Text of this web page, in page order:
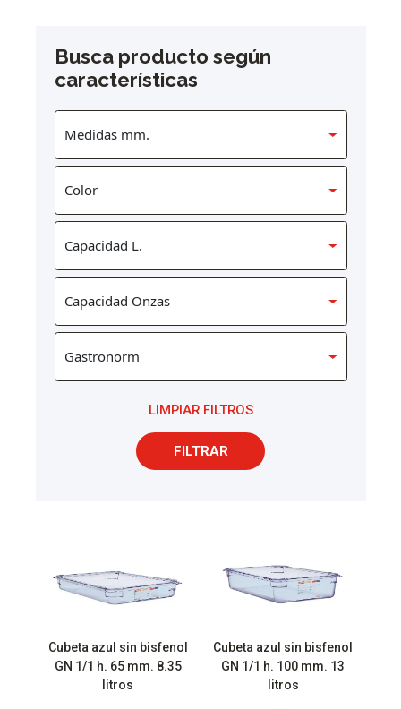
Busca producto según
características
LIMPIAR FILTROS
FILTRAR
Cubeta azul sin bisfenol
GN 1/1 h. 65 mm. 8.35
litros
Cubeta azul sin bisfenol
GN 1/1 h. 100 mm. 13
litros